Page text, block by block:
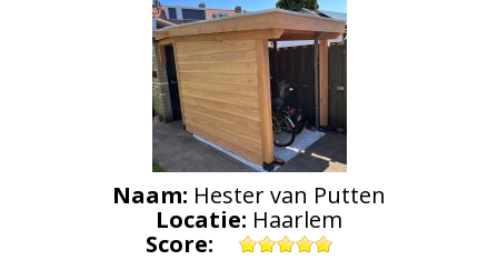
Naam: Hester van Putten
Locatie: Haarlem
Score: